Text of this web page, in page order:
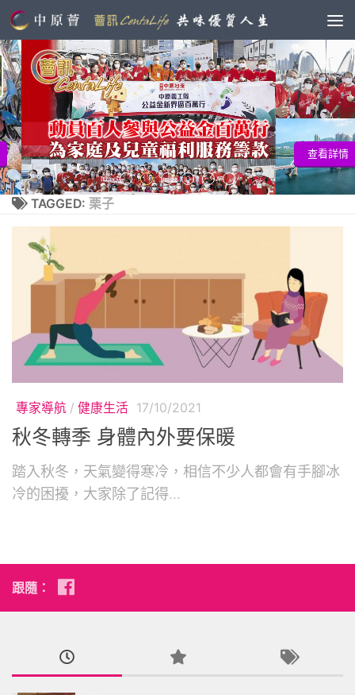
查看詳情
TAGGED: 栗子
專家導航/ 健康生活 17/10/2021
秋冬轉季 身體內外要保暖
踏入秋冬，天氣變得寒冷，相信不少人都會有手腳冰
冷的困擾，大家除了記得...
跟隨：